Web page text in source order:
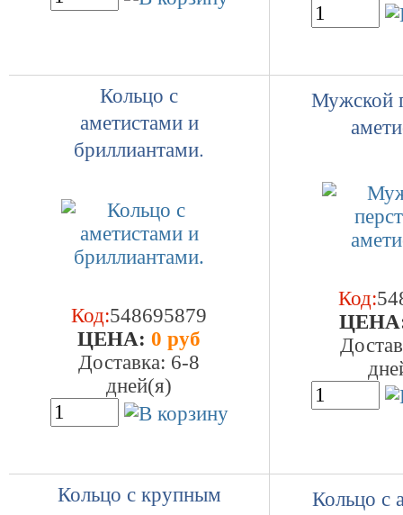
Кольцо с
аметистами и
бриллиантами.
Код:548695879
ЦEHA: 0 руб
Доставка: 6-8
дней(я)
Мужской
Код:
Кольцо с крупным
Кольцо с